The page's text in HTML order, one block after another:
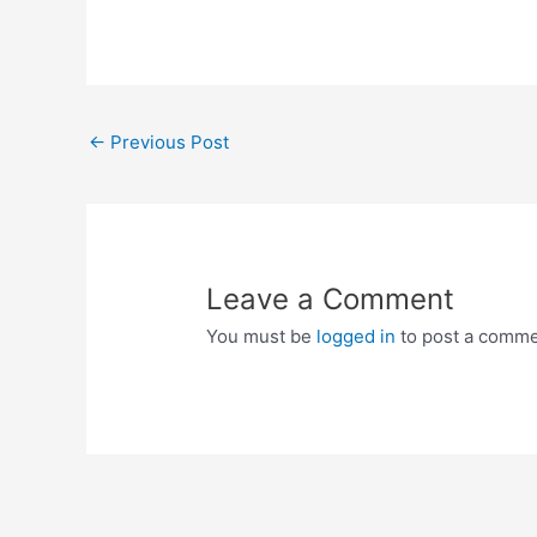
Post
← Previous Post
Leave a Comment
You must be logged in to post a